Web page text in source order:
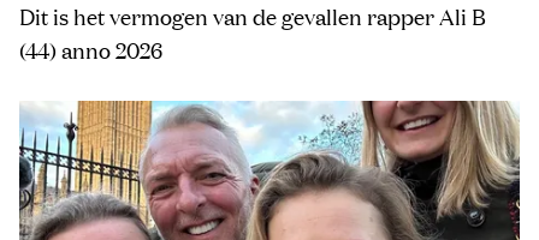
Dit is het vermogen van de gevallen rapper Ali B
(44) anno 2026